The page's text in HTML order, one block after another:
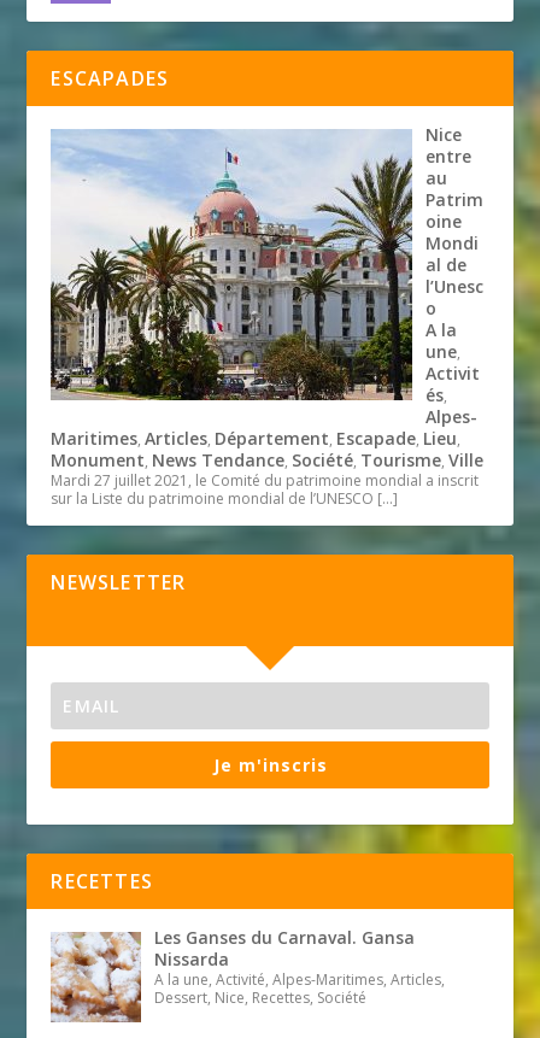
ESCAPADES
Nice
entre
au
Patrim
oine
Mondi
al de
l’Unesc
o
A la
une,
Activit
és,
Alpes-
Maritimes,Articles, Département, Escapade, Lieu,
Monument, News Tendance, Société, Tourisme,Ville
Mardi 27 juillet 2021, le Comité du patrimoine mondial a inscrit
sur la Liste du patrimoine mondial de l’UNESCO […]
NEWSLETTER
Je m'inscris
RECETTES
Les Ganses du Carnaval. Gansa
Nissarda
A la une, Activité, Alpes-Maritimes, Articles,
Dessert, Nice, Recettes, Société